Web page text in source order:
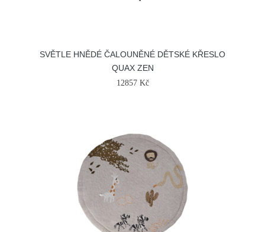
SVĚTLE HNĚDÉ ČALOUNĚNÉ DĚTSKÉ KŘESLO
QUAX ZEN
12857 Kč